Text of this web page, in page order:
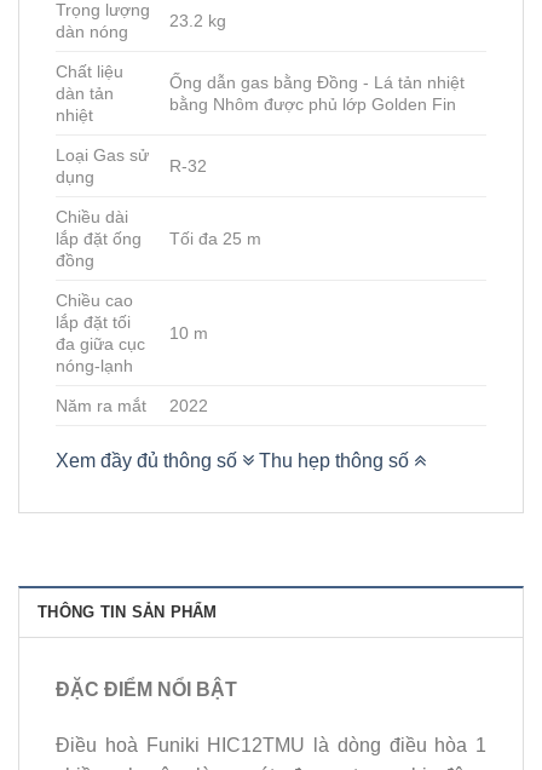
Trọng lượng
dàn nóng
23.2 kg
Chất liệu
dàn tản
nhiệt
Ống dẫn gas bằng Đồng - Lá tản nhiệt
bằng Nhôm được phủ lớp Golden Fin
Loại Gas sử
dụng
R-32
Chiều dài
lắp đặt ống
đồng
Tối đa 25 m
Chiều cao
lắp đặt tối
đa giữa cục
nóng-lạnh
10 m
Năm ra mắt 2022
Xem đầy đủ thông số Thu hẹp thông số
THÔNG TIN SẢN PHẨM
ĐẶC ĐIỂM NỔI BẬT
Điều hoà Funiki HIC12TMU là dòng điều hòa 1